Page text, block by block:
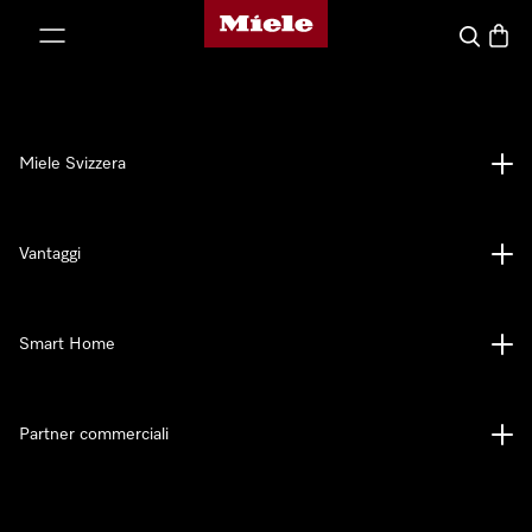
Homepage di Miele
Cerca
Miele Svizzera
Vantaggi
Smart Home
Partner commerciali